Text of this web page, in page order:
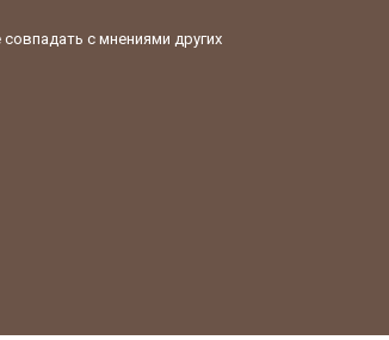
с мнениями других